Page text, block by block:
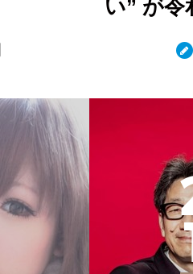
い” が令